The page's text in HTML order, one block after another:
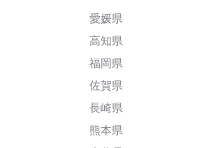
愛媛県
高知県
福岡県
佐賀県
長崎県
熊本県